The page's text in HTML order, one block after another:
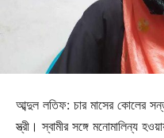
আব্দুল লতিফ: চার মাসের কোলের
স্ত্রী। স্বামীর সঙ্গে মনোমালিন্য